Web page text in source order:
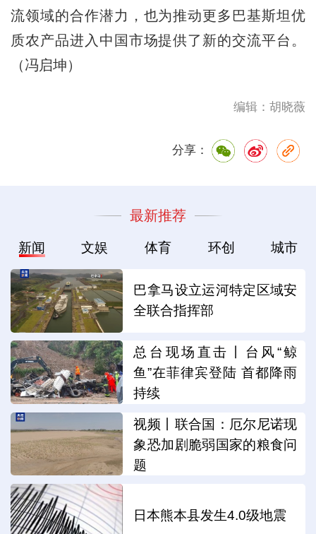
流领域的合作潜力，也为推动更多巴基斯坦优
质农产品进入中国市场提供了新的交流平台。
（冯启坤）
编辑：胡晓薇
分享：
最新推荐
新闻 文娱 体育 环创 城市
巴拿马设立运河特定区域安
全联合指挥部
总台现场直击丨台风“鲸
鱼”在菲律宾登陆 首都降雨
持续
视频丨联合国：厄尔尼诺现
象恐加剧脆弱国家的粮食问
题
日本熊本县发生4.0级地震